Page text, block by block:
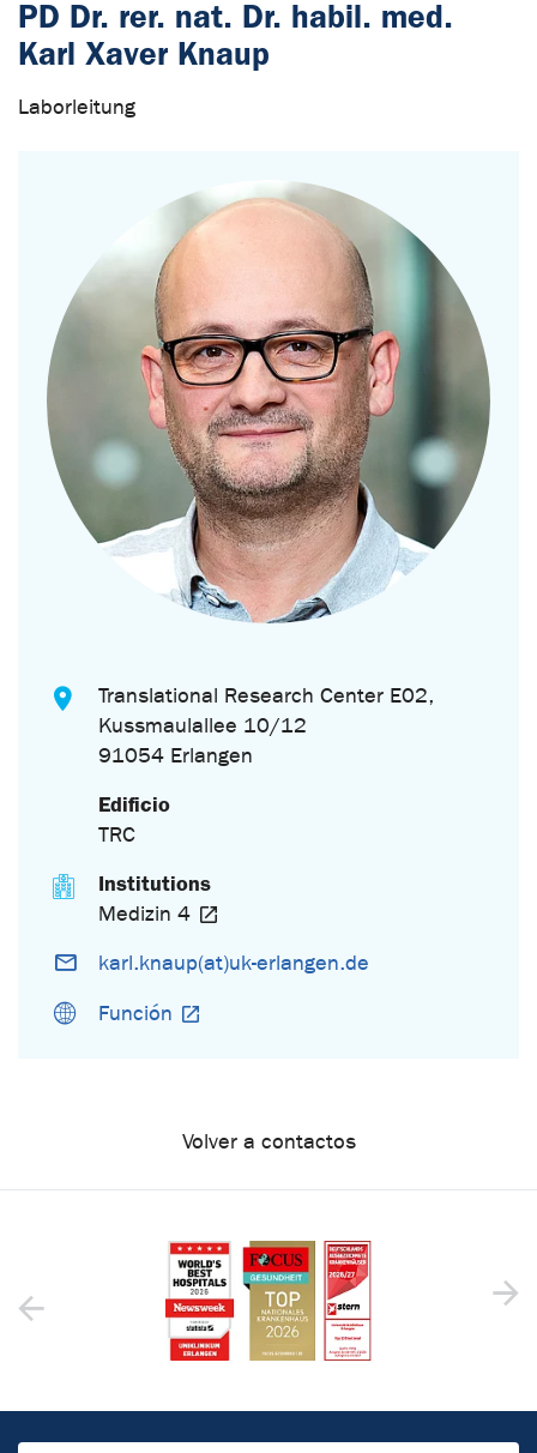
PD Dr. rer. nat. Dr. habil. med.
Karl Xaver Knaup
Laborleitung
Translational Research Center E02,
Kussmaulallee 10/12
91054 Erlangen
Edificio
TRC
Institutions
Medizin 4
karl.knaup(at)uk-erlangen.de
Función
Volver a contactos